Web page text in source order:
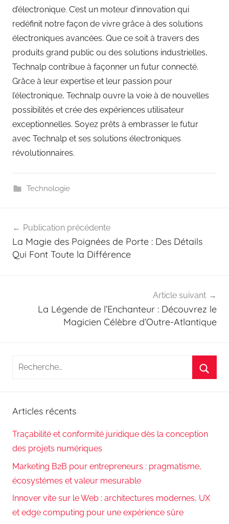
d’électronique. C’est un moteur d’innovation qui
redéfinit notre façon de vivre grâce à des solutions
électroniques avancées. Que ce soit à travers des
produits grand public ou des solutions industrielles,
Technalp contribue à façonner un futur connecté.
Grâce à leur expertise et leur passion pour
l’électronique, Technalp ouvre la voie à de nouvelles
possibilités et crée des expériences utilisateur
exceptionnelles. Soyez prêts à embrasser le futur
avec Technalp et ses solutions électroniques
révolutionnaires.
Technologie
de
l’article
Publication précédente
La Magie des Poignées de Porte : Des Détails
Qui Font Toute la Différence
Article suivant
La Légende de l’Enchanteur : Découvrez le
Magicien Célèbre d’Outre-Atlantique
Recherche
Articles récents
Traçabilité et conformité juridique dès la conception
des projets numériques
Marketing B2B pour entrepreneurs : pragmatisme,
écosystèmes et valeur mesurable
Innover vite sur le Web : architectures modernes, UX
et edge computing pour une expérience sûre